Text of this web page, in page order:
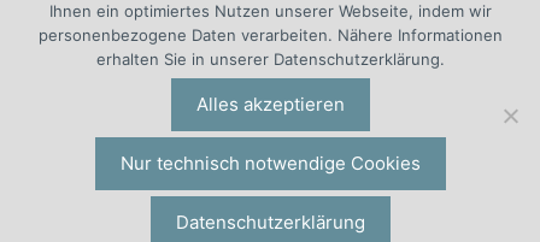
Das Kompetenz Center Variable Vergütung ist ein
interdisziplinäres Projekt von Experten für variable Vergütung
und variable Vergütungssysteme der I.O. Group
Unternehmensberatungsgruppe | Engelsstraße 6 | 42283
Wuppertal | Deutschland | Tel. +49 (0)202 277 5000 |
|Datenschutz| Impressum| Preise & Konditionen
Kontakt
Kompetenz Center Variable Vergütung
Ihnen ein optimiertes Nutzen unserer Webseite, indem wir
personenbezogene Daten verarbeiten. Nähere Informationen
erhalten Sie in unserer Datenschutzerklärung.
Alles akzeptieren
Nur technisch notwendige Cookies
Datenschutzerklärung